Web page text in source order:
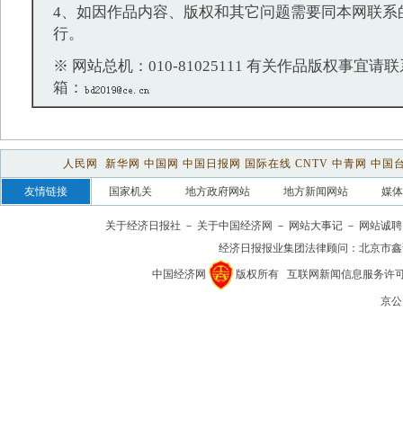
4、如因作品内容、版权和其它问题需要同本网联系
行。
※ 网站总机：010-81025111 有关作品版权事宜请联
箱：
人民网 新华网 中国网 中国日报网 国际在线 CNTV 中青网 中国
友情链接 国家机关 地方政府网站 地方新闻网站 媒
关于经济日报社 － 关于中国经济网 － 网站大事记 － 网站诚聘
经济日报报业集团法律顾问： 北京市
中国经济网 版权所有 互联网新闻信息服务许
京